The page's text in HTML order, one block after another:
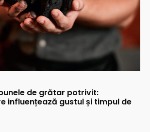
de grătar potrivit:
influențează gustul și timpul de